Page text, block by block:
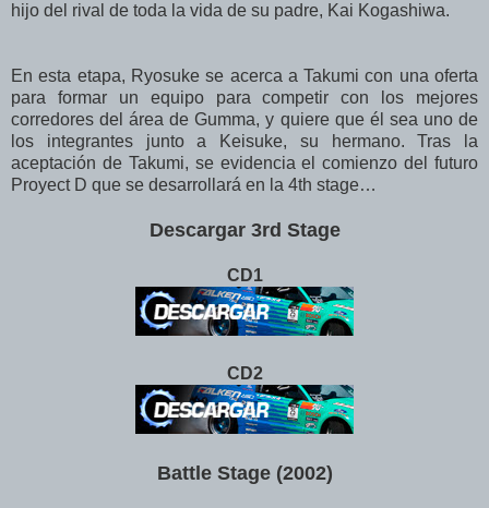
hijo del rival de toda la vida de su padre, Kai Kogashiwa.
En esta etapa, Ryosuke se acerca a Takumi con una oferta
para formar un equipo para competir con los mejores
corredores del área de Gumma, y quiere que él sea uno de
los integrantes junto a Keisuke, su hermano. Tras la
aceptación de Takumi, se evidencia el comienzo del futuro
Proyect D que se desarrollará en la 4th stage…
Descargar 3rd Stage
CD1
CD2
Battle Stage (2002)